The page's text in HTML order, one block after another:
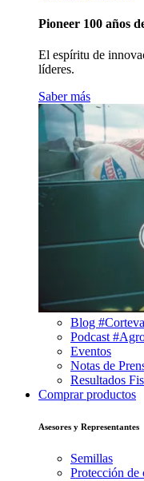
Pioneer 100 años
El espíritu de
líderes.
Saber más
Blog
Podcast
Eventos
Notas de
Resultados
Comprar productos
Asesores y Representantes
Semillas
Protección de